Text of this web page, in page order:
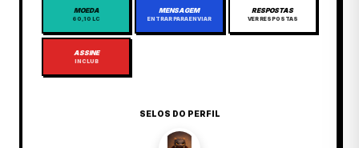
MOEDA
60,10 LC
MENSAGEM
ENTRAR PARA ENVIAR
RESPOSTAS
VER RESPOSTAS
ASSINE
INCLUB
SELOS DO PERFIL